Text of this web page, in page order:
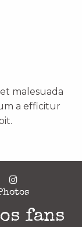
malesuada
a efficitur
fans